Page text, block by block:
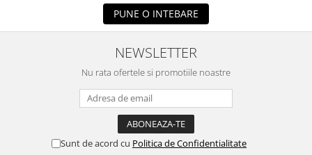
PUNE O INTEBARE
NEWSLETTER
Nu rata ofertele si promotiile noastre
Sunt de acord cu Politica de Confidentialitate